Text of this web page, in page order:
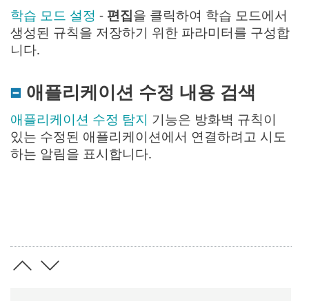
학습 모드 설정 - 편집을 클릭하여 학습 모드에서
생성된 규칙을 저장하기 위한 파라미터를 구성합
니다.
애플리케이션 수정 내용 검색
애플리케이션 수정 탐지 기능은 방화벽 규칙이
있는 수정된 애플리케이션에서 연결하려고 시도
하는 알림을 표시합니다.